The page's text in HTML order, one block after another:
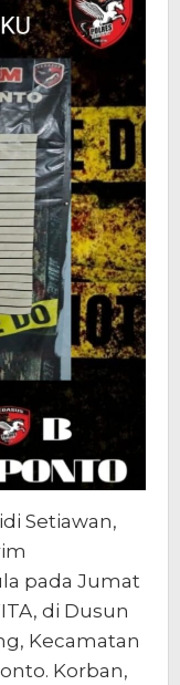
Setiawan,
pada Jumat
di Dusun
Kecamatan
Korban,